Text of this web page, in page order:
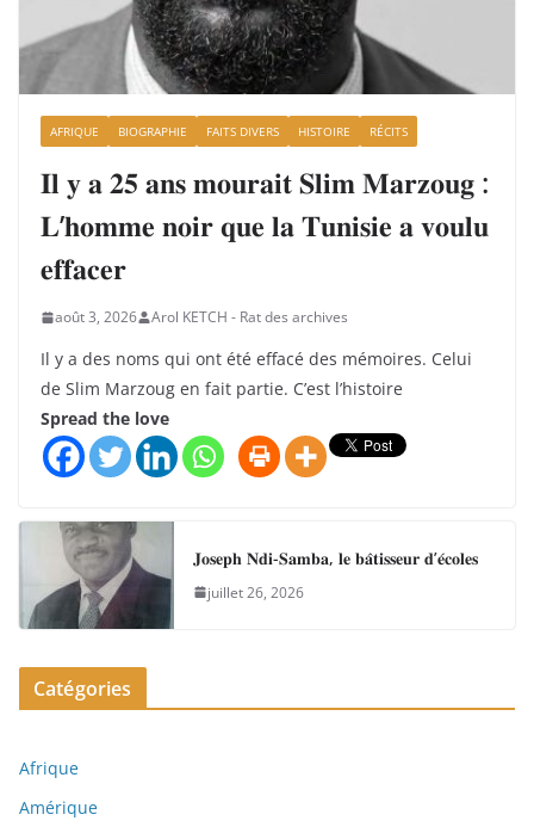
AFRIQUE BIOGRAPHIE FAITS DIVERS HISTOIRE RÉCITS
𝐈𝐥 𝐲 𝐚 𝟐𝟓 𝐚𝐧𝐬 𝐦𝐨𝐮𝐫𝐚𝐢𝐭 𝐒𝐥𝐢𝐦 𝐌𝐚𝐫𝐳𝐨𝐮𝐠 :
𝐋’𝐡𝐨𝐦𝐦𝐞 𝐧𝐨𝐢𝐫 𝐪𝐮𝐞 𝐥𝐚 𝐓𝐮𝐧𝐢𝐬𝐢𝐞 𝐚 𝐯𝐨𝐮𝐥𝐮
𝐞𝐟𝐟𝐚𝐜𝐞𝐫
août 3, 2026 Arol KETCH - Rat des archives
Il y a des noms qui ont été effacé des mémoires. Celui
de Slim Marzoug en fait partie. C’est l’histoire
Spread the love
𝐉𝐨𝐬𝐞𝐩𝐡 𝐍𝐝𝐢-𝐒𝐚𝐦𝐛𝐚, 𝐥𝐞 𝐛𝐚̂𝐭𝐢𝐬𝐬𝐞𝐮𝐫 𝐝’𝐞́𝐜𝐨𝐥𝐞𝐬
juillet 26, 2026
Catégories
Afrique
Amérique